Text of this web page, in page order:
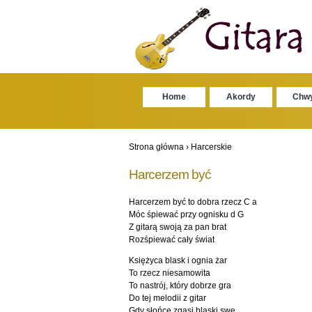
Home Akordy
Strona główna› Harcerskie
Harcerzem być
Harcerzem być to dobra rzecz C a
Móc śpiewać przy ognisku d G
Z gitarą swoją za pan brat
Rozśpiewać cały świat
Księżyca blask i ognia żar
To rzecz niesamowita
To nastrój, który dobrze gra
Do tej melodii z gitar